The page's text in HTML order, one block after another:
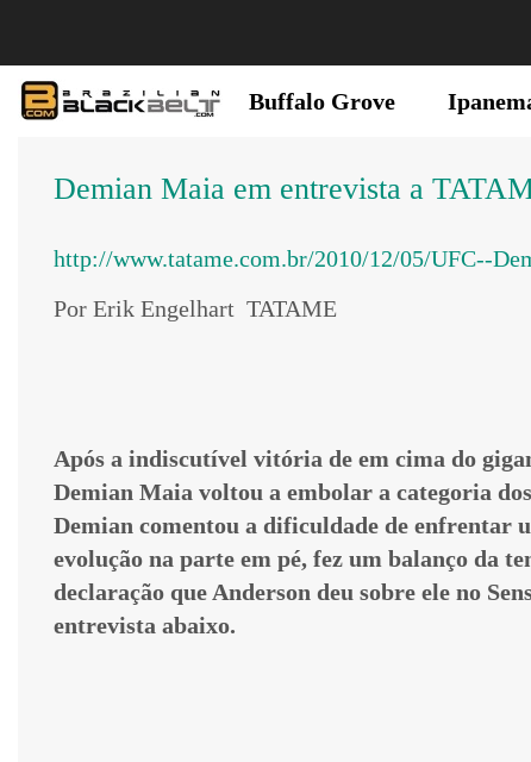
Buffalo Grove
Demian Maia em entrevista a
http://www.tatame.com.br/2010/12/05/UFC--
Por Erik Engelhart TATAME
Após a indiscutível vitória de em cima do
Demian Maia voltou a embolar a categoria
Demian comentou a dificuldade de enfrentar
evolução na parte em pé, fez um balanço da
declaração que Anderson deu sobre ele no
entrevista abaixo.